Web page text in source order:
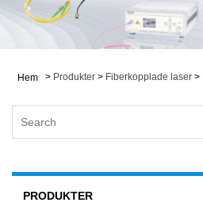
Hem > Produkter > Fiberkopplade laser >
PRODUKTER